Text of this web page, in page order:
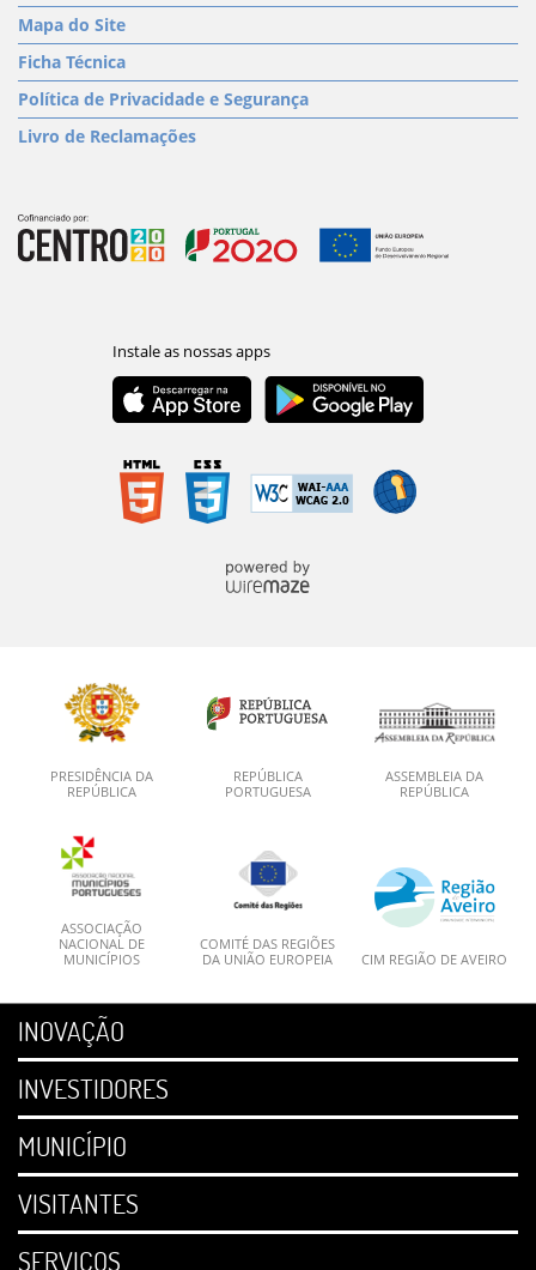
Mapa do Site
Ficha Técnica
Política de Privacidade e Segurança
Livro de Reclamações
PRESIDÊNCIA DA
REPÚBLICA
REPÚBLICA
PORTUGUESA
ASSEMBLEIA DA
REPÚBLICA
ASSOCIAÇÃO
NACIONAL DE
MUNICÍPIOS
COMITÉ DAS REGIÕES
DA UNIÃO EUROPEIA
CIM REGIÃO DE AVEIRO
INOVAÇÃO
INVESTIDORES
MUNICÍPIO
VISITANTES
SERVIÇOS